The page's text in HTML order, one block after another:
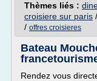
Thèmes liés :
croisiere sur paris /
/ offres croisieres
Bateau
Rendez vous